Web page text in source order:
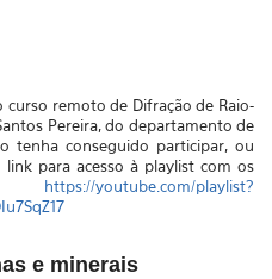
curso remoto de Difração de Raio-
Pereira, do departamento de
tenha conseguido participar, ou
para acesso à playlist com os
é: https://youtube.com/playlist?
e minerais